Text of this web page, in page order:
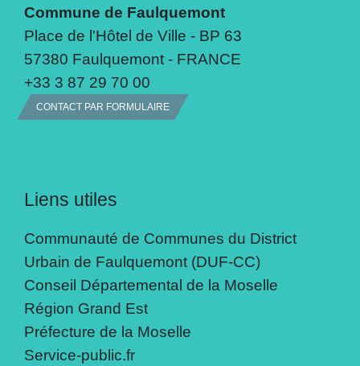
Commune de Faulquemont
Place de l'Hôtel de Ville - BP 63
57380 Faulquemont - FRANCE
+33 3 87 29 70 00
CONTACT PAR FORMULAIRE
Liens utiles
Communauté de Communes du District
Urbain de Faulquemont (DUF-CC)
Conseil Départemental de la Moselle
Région Grand Est
Préfecture de la Moselle
Service-public.fr